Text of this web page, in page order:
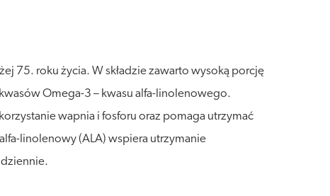
75. roku życia. W składzie zawarto wysoką porcję
Omega-3 – kwasu alfa-linolenowego.
wapnia i fosforu oraz pomaga utrzymać
linolenowy (ALA) wspiera utrzymanie